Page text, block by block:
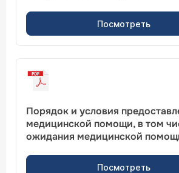
Посмотреть
Порядок и условия
медицинской помощи, в том
ожидания медицинской
Посмотреть